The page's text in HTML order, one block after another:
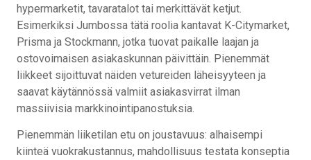
hypermarketit, tavaratalot tai merkittävät ketjut.
Esimerkiksi Jumbossa tätä roolia kantavat K-Citymarket,
Prisma ja Stockmann, jotka tuovat paikalle laajan ja
ostovoimaisen asiakaskunnan päivittäin. Pienemmät
liikkeet sijoittuvat näiden vetureiden läheisyyteen ja
saavat käytännössä valmiit asiakasvirrat ilman
massiivisia markkinointipanostuksia.
Pienemmän liiketilan etu on joustavuus: alhaisempi
kiinteä vuokrakustannus, mahdollisuus testata konseptia